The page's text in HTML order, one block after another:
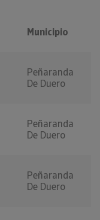
Municipio
Peñaranda
De Duero
Peñaranda
De Duero
Peñaranda
De Duero